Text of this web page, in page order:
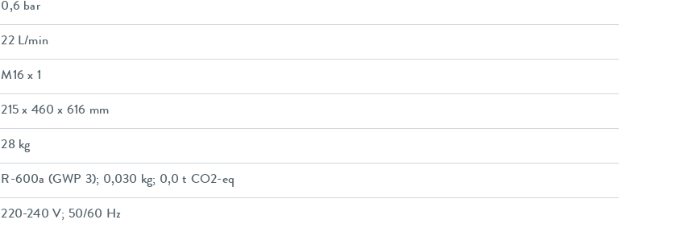
0,6 bar
22 L/min
M16 x 1
215 x 460 x 616 mm
28 kg
R-600a (GWP 3); 0,030 kg; 0,0 t CO2-eq
220-240 V; 50/60 Hz